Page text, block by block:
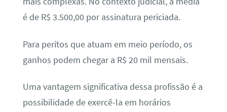
é de R$ 3.500,00 por assinatura periciada.
Para peritos que atuam em meio período, os
ganhos podem chegar a R$ 20 mil mensais.
Uma vantagem significativa dessa profissão é a
possibilidade de exercê-la em horários